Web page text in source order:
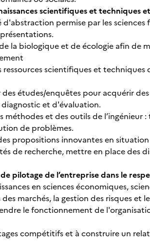
scientifiques et techniques
d'abstraction permise par les
la biologique et de écologie afin de
scientifiques et
études/enquêtes pour acquérir
et d'évaluation.
méthodes et des outils de
de problèmes.
propositions innovantes en
de recherche, mettre en place des
pilotage de l’entreprise dans le
en sciences économiques,
marchés, la gestion des risques et
le fonctionnement de
compétitifs et à construire un